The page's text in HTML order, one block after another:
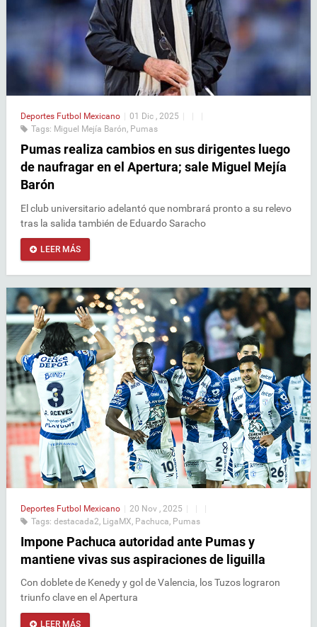
Deportes Futbol Mexicano 01 Dic , 2025
Tags: Miguel Mejía Barón, Pumas
Pumas realiza cambios en sus dirigentes luego
de naufragar en el Apertura; sale Miguel Mejía
Barón
El club universitario adelantó que nombrará pronto a su relevo
tras la salida también de Eduardo Saracho
LEER MÁS
Deportes Futbol Mexicano | 20 Nov , 2025 | |
|
Tags: destacada2 LigaMX Pachuca Pumas
Impone Pachuca autoridad ante Pumas y
mantiene vivas sus aspiraciones de liguilla
Con doblete de Kenedy y gol de Valencia, los Tuzos lograron
triunfo clave en el Apertura
LEER MÁS